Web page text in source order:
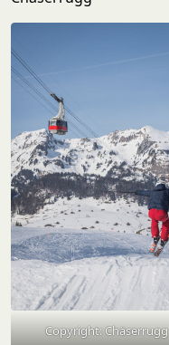
Copyright: Chäserrugg